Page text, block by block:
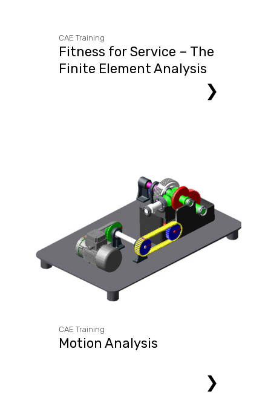
CAE Training
Fitness for Service – The
Finite Element Analysis
❯
CAE Training
Motion Analysis
❯